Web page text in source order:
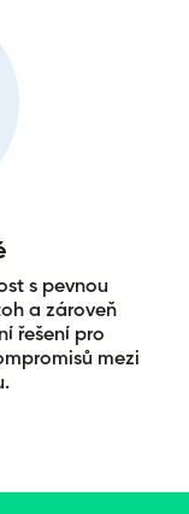
s pevnou
a zároveň
řešení pro
mezi